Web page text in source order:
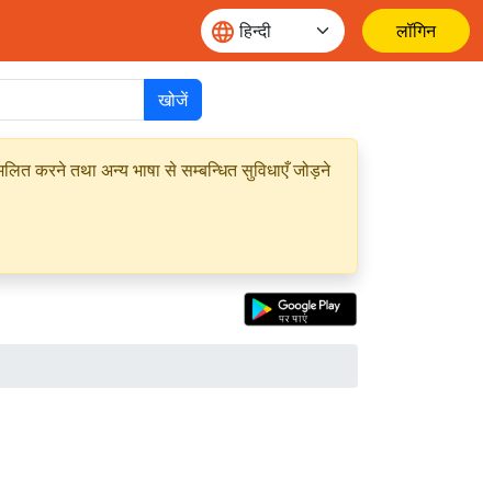
लॉगिन
खोजें
करने तथा अन्य भाषा से सम्बन्धित सुविधाएँ जोड़ने